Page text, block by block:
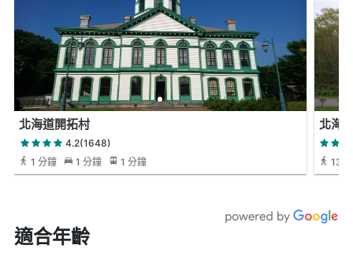
北海道開拓村
4.2(1648)
1 分鐘
1 分鐘 1 分鐘
北海
13
適合年齡